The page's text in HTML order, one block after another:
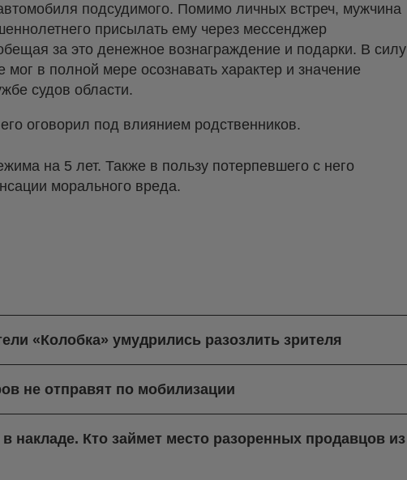
подсудимого. Помимо личных встреч, мужчина
присылать ему через мессенджер
за это денежное вознаграждение и подарки. В силу
мог в полной мере осознавать характер и значение
судов области.
оговорил под влиянием родственников.
на 5 лет. Также в пользу потерпевшего с него
морального вреда.
«Колобка» умудрились разозлить зрителя
не отправят по мобилизации
накладе. Кто займет место разоренных продавцов из